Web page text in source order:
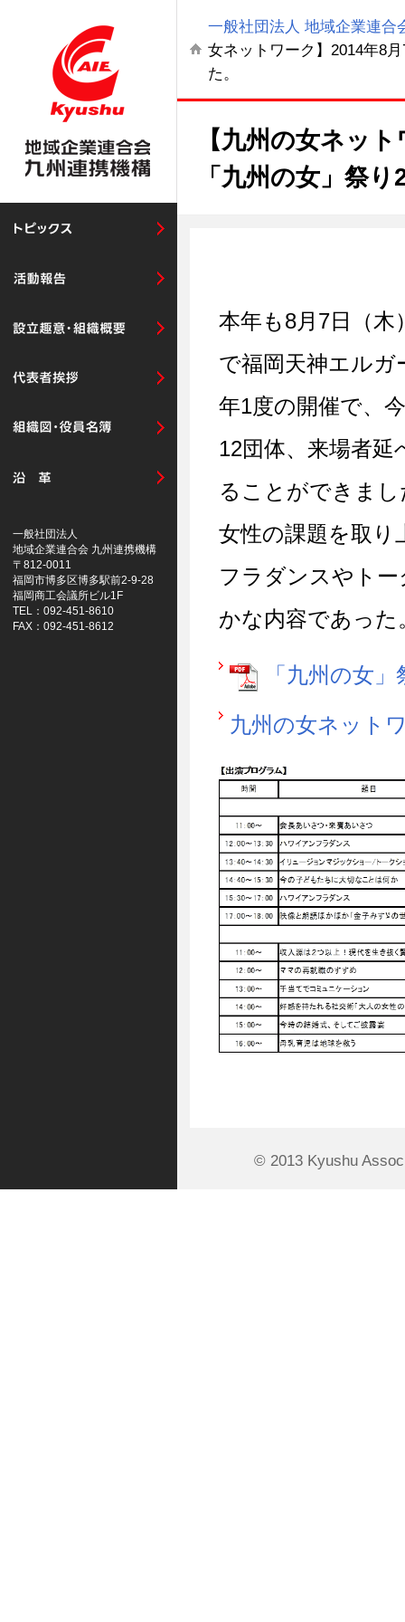
一般社団法人 地域企業連合
女ネットワーク】2014年8
た。
【九州の女ネッ
「九州の女」祭
本年も8月7日（木
で福岡天神エルガ
年1度の開催で、
12団体、来場者
ることができま
女性の課題を取り
フラダンスやト
かな内容であった
「九州の女
九州の女ネット
© 2013 Kyushu
一般社団法人
地域企業連合会 九州連携機構
〒812-0011
福岡市博多区博多駅前2-9-28
福岡商工会議所ビル1F
TEL：092-451-8610
FAX：092-451-8612